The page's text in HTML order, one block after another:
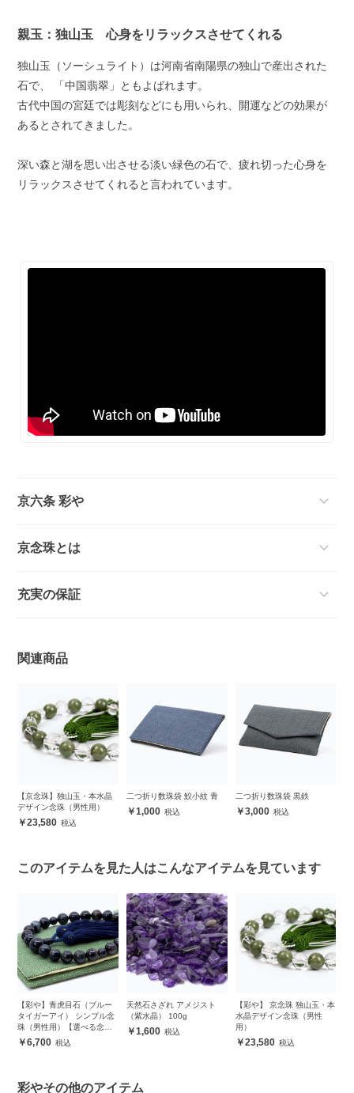
親玉：独山玉 心身をリラックスさせてくれる
独山玉（ソーシュライト）は河南省南陽県の独山で産出された
石で、 「中国翡翠」ともよばれます。
古代中国の宮廷では彫刻などにも用いられ、開運などの効果が
あるとされてきました。
深い森と湖を思い出させる淡い緑色の石で、疲れ切った心身を
リラックスさせてくれると言われています。
京六条 彩や
京念珠とは
充実の保証
関連商品
【京念珠】独山玉・本水晶
デザイン念珠（男性用）
23,580
二つ折り数珠袋 鮫小紋 青
1,000
二つ折り数珠袋 黒鉄
3,000
このアイテムを見た人はこんなアイテムを見ています
【彩や】青虎目石（ブルー
タイガーアイ） シンプル念
珠（男性用）【選べる念珠
袋付き】
6,700
天然石さざれ アメジスト
（紫水晶） 100g
1,600
【彩や】 京念珠 独山玉・本
水晶デザイン念珠（男性
用）
23,580
彩やその他のアイテム